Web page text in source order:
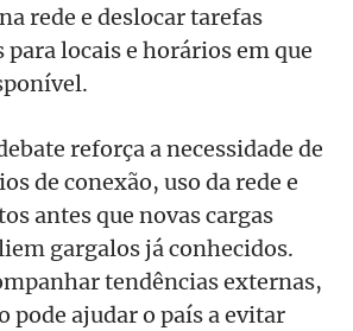
rede e deslocar tarefas
locais e horários em que
reforça a necessidade de
de conexão, uso da rede e
antes que novas cargas
gargalos já conhecidos.
tendências externas,
pode ajudar o país a evitar